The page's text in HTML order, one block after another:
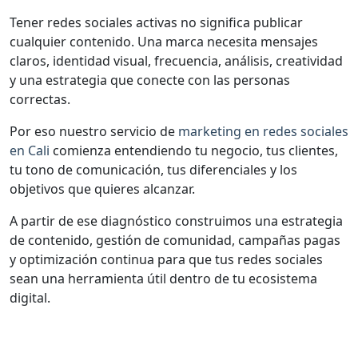
Tener redes sociales activas no significa publicar
cualquier contenido. Una marca necesita mensajes
claros, identidad visual, frecuencia, análisis, creatividad
y una estrategia que conecte con las personas
correctas.
Por eso nuestro servicio de marketing en redes sociales
en Cali comienza entendiendo tu negocio, tus clientes,
tu tono de comunicación, tus diferenciales y los
objetivos que quieres alcanzar.
A partir de ese diagnóstico construimos una estrategia
de contenido, gestión de comunidad, campañas pagas
y optimización continua para que tus redes sociales
sean una herramienta útil dentro de tu ecosistema
digital.